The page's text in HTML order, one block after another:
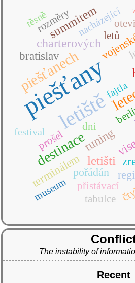
piešťany
letiště
piešťanech
destinaceletišti
charterových
summitem
tuning
bratislav
terminálempořádán
dni
letů
prošel
přistávací
rozměry
tabulce
fajtla
festival
museum
nacházející
těsně
The instability of
Recent